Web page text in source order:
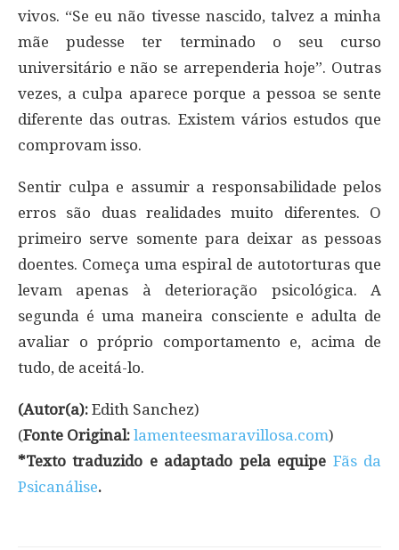
vivos. “Se eu não tivesse nascido, talvez a minha
mãe pudesse ter terminado o seu curso
universitário e não se arrependeria hoje”. Outras
vezes, a culpa aparece porque a pessoa se sente
diferente das outras. Existem vários estudos que
comprovam isso.
Sentir culpa e assumir a responsabilidade pelos
erros são duas realidades muito diferentes. O
primeiro serve somente para deixar as pessoas
doentes. Começa uma espiral de autotorturas que
levam apenas à deterioração psicológica. A
segunda é uma maneira consciente e adulta de
avaliar o próprio comportamento e, acima de
tudo, de aceitá-lo.
(Autor(a): Edith Sanchez)
(Fonte Original: lamenteesmaravillosa.com)
*Texto traduzido e adaptado pela equipe Fãs da
Psicanálise.